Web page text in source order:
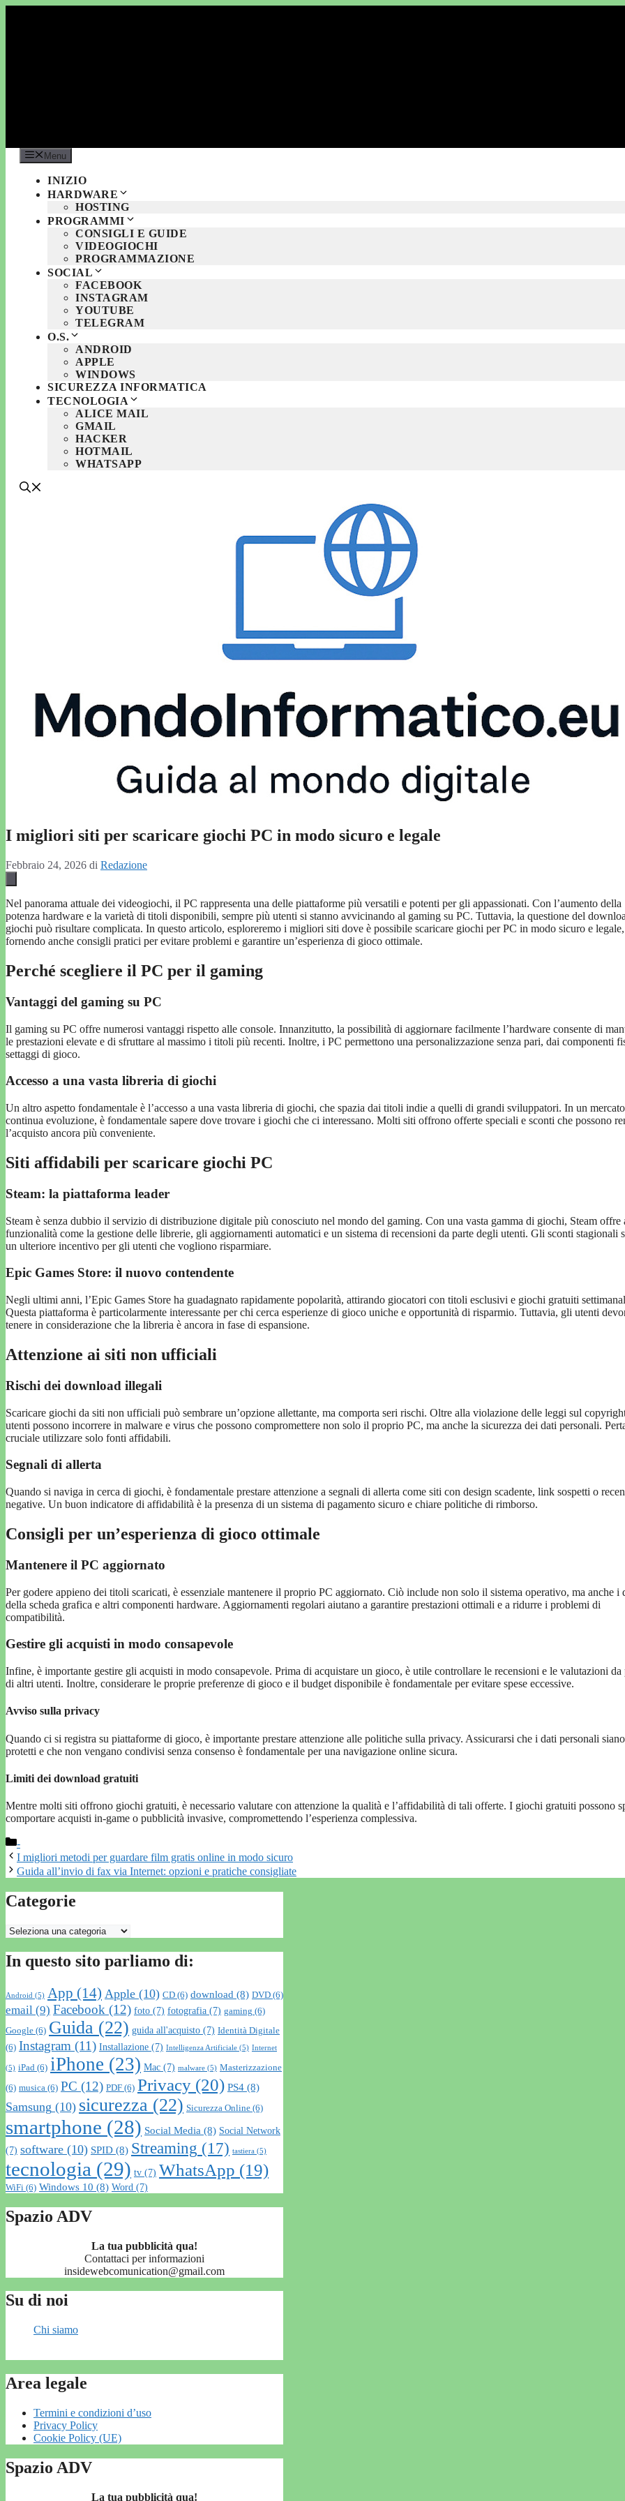
Menu
INIZIO
HARDWARE
HOSTING
PROGRAMMI
CONSIGLI E GUIDE
VIDEOGIOCHI
PROGRAMMAZIONE
SOCIAL
FACEBOOK
INSTAGRAM
YOUTUBE
TELEGRAM
O.S.
ANDROID
APPLE
WINDOWS
SICUREZZA INFORMATICA
TECNOLOGIA
ALICE MAIL
GMAIL
HACKER
HOTMAIL
WHATSAPP
I migliori siti per scaricare giochi PC in modo sicuro e legale
Febbraio 24, 2026 di Redazione
Nel panorama attuale dei videogiochi, il PC rappresenta una delle piattaforme più versatili e potenti per gli appassionati. Con l’aumento della
potenza hardware e la varietà di titoli disponibili, sempre più utenti si stanno avvicinando al gaming su PC. Tuttavia, la questione del
giochi può risultare complicata. In questo articolo, esploreremo i migliori siti dove è possibile scaricare giochi per PC in modo sicuro e legale,
fornendo anche consigli pratici per evitare problemi e garantire un’esperienza di gioco ottimale.
Perché scegliere il PC per il gaming
Vantaggi del gaming su PC
Il gaming su PC offre numerosi vantaggi rispetto alle console. Innanzitutto, la possibilità di aggiornare facilmente l’hardware consente di
le prestazioni elevate e di sfruttare al massimo i titoli più recenti. Inoltre, i PC permettono una personalizzazione senza pari, dai componenti
settaggi di gioco.
Accesso a una vasta libreria di giochi
Un altro aspetto fondamentale è l’accesso a una vasta libreria di giochi, che spazia dai titoli indie a quelli di grandi sviluppatori. In un
continua evoluzione, è fondamentale sapere dove trovare i giochi che ci interessano. Molti siti offrono offerte speciali e sconti che possono
l’acquisto ancora più conveniente.
Siti affidabili per scaricare giochi PC
Steam: la piattaforma leader
Steam è senza dubbio il servizio di distribuzione digitale più conosciuto nel mondo del gaming. Con una vasta gamma di giochi, Steam offre
funzionalità come la gestione delle librerie, gli aggiornamenti automatici e un sistema di recensioni da parte degli utenti. Gli sconti stagionali
un ulteriore incentivo per gli utenti che vogliono risparmiare.
Epic Games Store: il nuovo contendente
Negli ultimi anni, l’Epic Games Store ha guadagnato rapidamente popolarità, attirando giocatori con titoli esclusivi e giochi gratuiti
Questa piattaforma è particolarmente interessante per chi cerca esperienze di gioco uniche e opportunità di risparmio. Tuttavia, gli utenti
tenere in considerazione che la libreria è ancora in fase di espansione.
Attenzione ai siti non ufficiali
Rischi dei download illegali
Scaricare giochi da siti non ufficiali può sembrare un’opzione allettante, ma comporta seri rischi. Oltre alla violazione delle leggi sul
utenti possono incorrere in malware e virus che possono compromettere non solo il proprio PC, ma anche la sicurezza dei dati personali.
cruciale utilizzare solo fonti affidabili.
Segnali di allerta
Quando si naviga in cerca di giochi, è fondamentale prestare attenzione a segnali di allerta come siti con design scadente, link sospetti o
negative. Un buon indicatore di affidabilità è la presenza di un sistema di pagamento sicuro e chiare politiche di rimborso.
Consigli per un’esperienza di gioco ottimale
Mantenere il PC aggiornato
Per godere appieno dei titoli scaricati, è essenziale mantenere il proprio PC aggiornato. Ciò include non solo il sistema operativo, ma anche i
della scheda grafica e altri componenti hardware. Aggiornamenti regolari aiutano a garantire prestazioni ottimali e a ridurre i problemi di
compatibilità.
Gestire gli acquisti in modo consapevole
Infine, è importante gestire gli acquisti in modo consapevole. Prima di acquistare un gioco, è utile controllare le recensioni e le valutazioni da
di altri utenti. Inoltre, considerare le proprie preferenze di gioco e il budget disponibile è fondamentale per evitare spese eccessive.
Avviso sulla privacy
Quando ci si registra su piattaforme di gioco, è importante prestare attenzione alle politiche sulla privacy. Assicurarsi che i dati personali siano
protetti e che non vengano condivisi senza consenso è fondamentale per una navigazione online sicura.
Limiti dei download gratuiti
Mentre molti siti offrono giochi gratuiti, è necessario valutare con attenzione la qualità e l’affidabilità di tali offerte. I giochi gratuiti possono
comportare acquisti in-game o pubblicità invasive, compromettendo l’esperienza complessiva.
Categorie
-
I migliori metodi per guardare film gratis online in modo sicuro
Guida all’invio di fax via Internet: opzioni e pratiche consigliate
Categorie
Categorie
In questo sito parliamo di:
Android (5) App (14) Apple (10) CD (6) download (8) DVD (6)
email (9) Facebook (12) foto (7) fotografia (7) gaming (6)
Google (6) Guida (22) guida all'acquisto (7) Identità Digitale
(6) Instagram (11) Installazione (7) Intelligenza Artificiale (5) Internet
(5) iPad (6) iPhone (23) Mac (7) malware (5) Masterizzazione
(6) musica (6) PC (12) PDF (6) Privacy (20) PS4 (8)
Samsung (10) sicurezza (22) Sicurezza Online (6)
smartphone (28) Social Media (8) Social Network
(7) software (10) SPID (8) Streaming (17) tastiera (5)
tecnologia (29) tv (7) WhatsApp (19)
WiFi (6) Windows 10 (8) Word (7)
Spazio ADV
La tua pubblicità qua!
Contattaci per informazioni
insidewebcomunication@gmail.com
Su di noi
Chi siamo
Area legale
Termini e condizioni d’uso
Privacy Policy
Cookie Policy (UE)
Spazio ADV
La tua pubblicità qua!